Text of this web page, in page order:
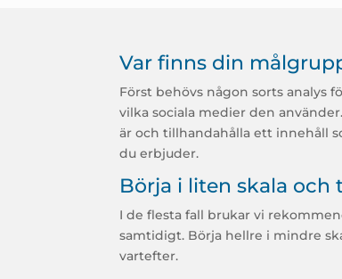
Var finns din
Först behövs någon sorts analys
vilka sociala medier den
är och tillhandahålla ett innehåll
du erbjuder.
Börja i liten skala och
I de flesta fall brukar vi
samtidigt. Börja hellre i mindre
vartefter.